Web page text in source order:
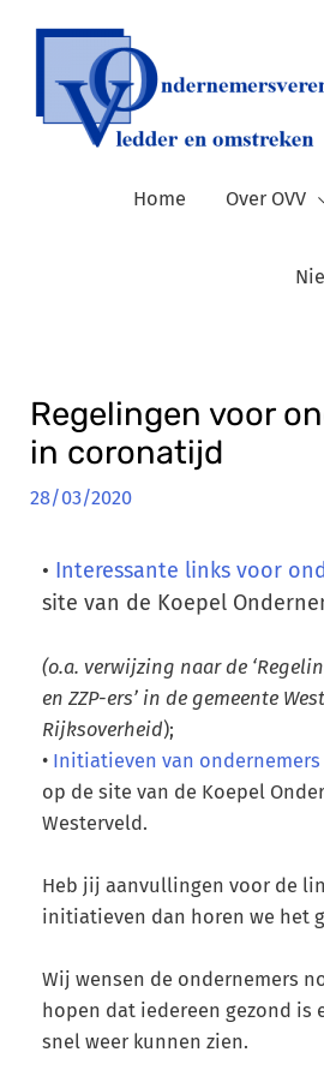
Home Over OVV
Regelingen voor
in coronatijd
28/03/2020
• Interessante links voor
site van de Koepel
(o.a. verwijzing naar de
en ZZP-ers’ in de gemeente
Rijksoverheid);
• Initiatieven van
op de site van de Koepel
Westerveld.
Heb jij aanvullingen voor de
initiatieven dan horen we het
Wij wensen de ondernemers
hopen dat iedereen gezond is
snel weer kunnen zien.